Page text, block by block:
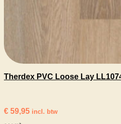
Therdex PVC Loose Lay
€ 59,95 incl. btw